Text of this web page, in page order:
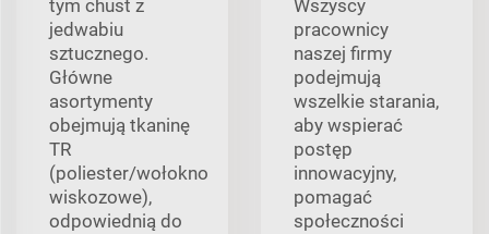
tym chust z
jedwabiu
sztucznego.
Główne
asortymenty
obejmują tkaninę
TR
(poliester/wołokno
wiskozowe),
odpowiednią do
Wszyscy
pracownicy
naszej firmy
podejmują
wszelkie starania,
aby wspierać
postęp
innowacyjny,
pomagać
społeczności